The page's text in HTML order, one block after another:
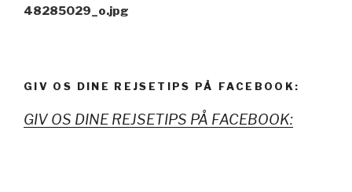
48285029_o.jpg
GIV OS DINE REJSETIPS PÅ FACEBOOK:
GIV OS DINE REJSETIPS PÅ FACEBOOK: